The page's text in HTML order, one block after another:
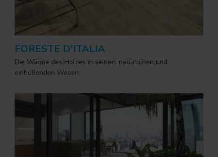
FORESTE D'ITALIA
Die Wärme des Holzes in seinem natürlichen und
einhüllenden Wesen.